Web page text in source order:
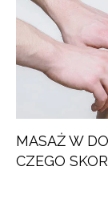
MASAŻ W
CZEGO